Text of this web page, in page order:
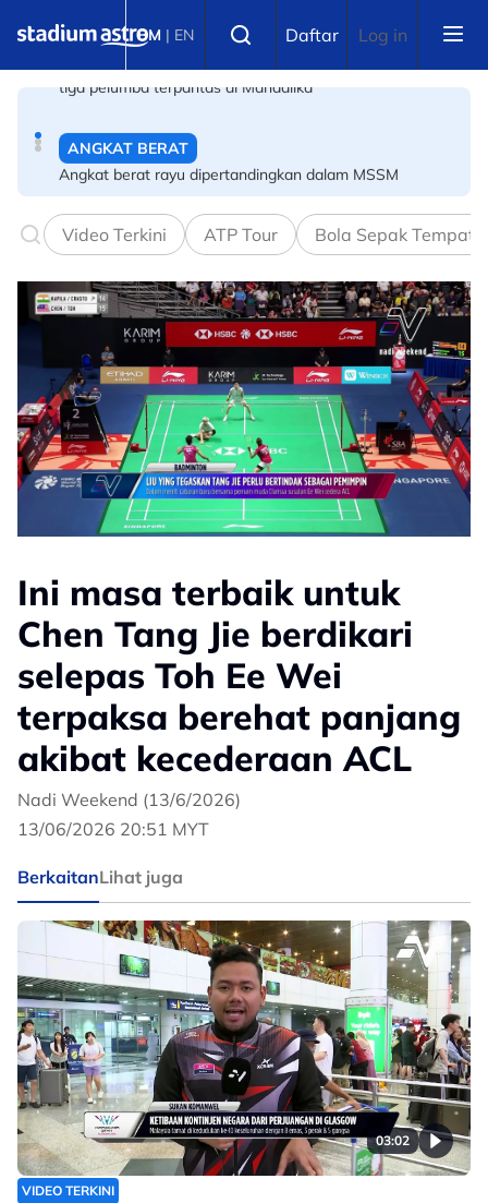
BM | EN Daftar Log in
Angkat berat rayu dipertandingkan dalam MSSM
PBSMM-Kelab Futsal PERINTIS perkukuh pembangunan
akar umbi
Video Terkini ATP Tour Bola Sepak
Ini masa terbaik untuk
Chen Tang Jie berdikari
selepas Toh Ee Wei
terpaksa berehat panjang
akibat kecederaan ACL
Nadi Weekend (13/6/2026)
13/06/2026 20:51 MYT
BerkaitanLihat juga
03:02
VIDEO TERKINI